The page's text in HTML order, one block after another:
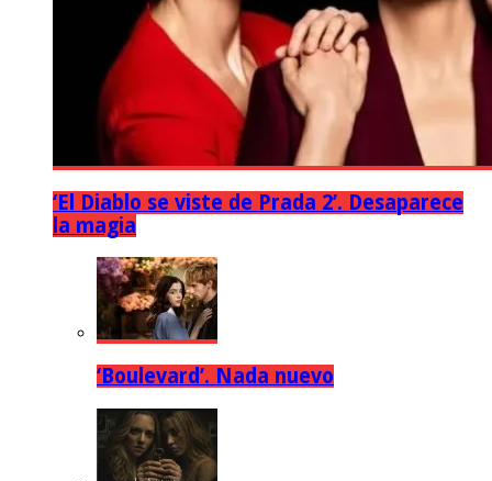
‘El Diablo se viste de Prada 2’. Desaparece
la magia
‘Boulevard’. Nada nuevo